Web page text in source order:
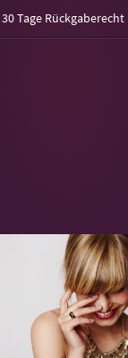
30 Tage Rückgaberecht